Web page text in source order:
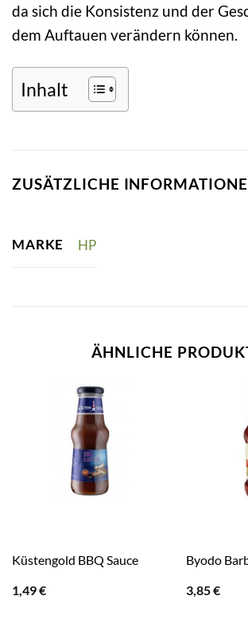
da sich die Konsistenz und der
dem Auftauen verändern können.
Inhalt
ZUSÄTZLICHE
MARKE HP
ÄHNLICHE
Küstengold BBQ Sauce
1,49€
Byodo
3,85€